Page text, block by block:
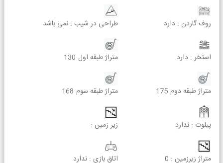
روف گاردن :دارد طراحی در شیب :نمی باشد
استخر :دارد متراژ طبقه اول 130
متراژ طبقه دوم 175 متراژ طبقه سوم 168
پیلوت :ندارد زیر زمین :
متراژ زیرزمین : 0 اتاق بازی :ندارد